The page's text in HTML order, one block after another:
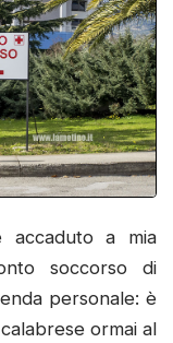
accaduto a mia
soccorso di
personale: è
ormai al